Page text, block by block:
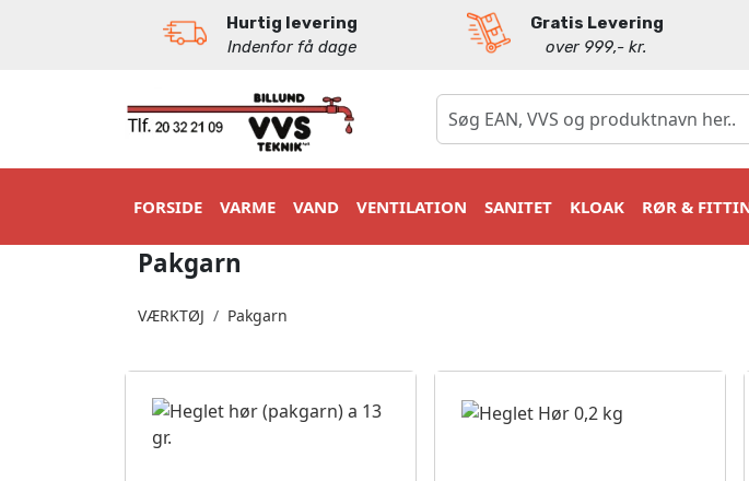
Hurtig levering
Indenfor få dage
Gratis Levering
over 999,- kr.
FORSIDE VARME VAND VENTILATION SANITET KLOAK RØR &
Pakgarn
VÆRKTØJ Pakgarn